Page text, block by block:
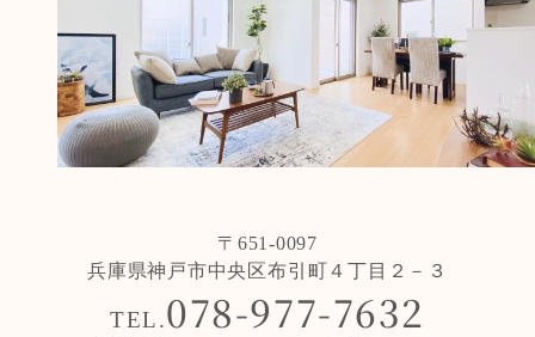
〒651-0097
兵庫県神戸市中央区布引町４丁目２－３
TEL.078-977-7632